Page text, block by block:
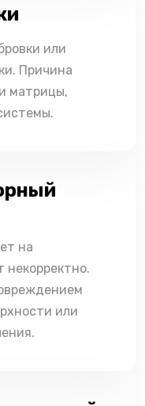
или
Причина
матрицы,
на
некорректно.
или